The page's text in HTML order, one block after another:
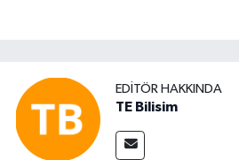
EDITÖR HAKKINDA
TE Bilisim